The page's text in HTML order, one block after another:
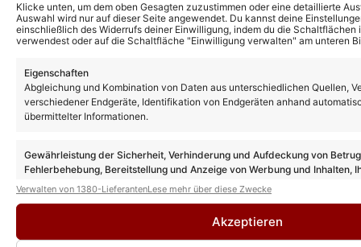
Klicke unten, um dem oben Gesagten zuzustimmen oder eine detaillierte
Auswahl wird nur auf dieser Seite angewendet. Du kannst deine
einschließlich des Widerrufs deiner Einwilligung, indem du die
verwendest oder auf die Schaltfläche "Einwilligung verwalten" am unteren
Eigenschaften
Abgleichung und Kombination von Daten aus unterschiedlichen Quellen,
verschiedener Endgeräte, Identifikation von Endgeräten anhand
übermittelter Informationen.
Gewährleistung der Sicherheit, Verhinderung und Aufdeckung von
Fehlerbehebung, Bereitstellung und Anzeige von Werbung und Inhalten,
Entscheidungen zum Datenschutz speichern und übermitteln.
Verwalten von 1380-LieferantenLese mehr über diese Zwecke
Akzeptieren